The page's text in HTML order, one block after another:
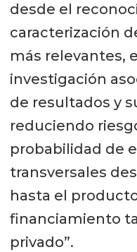
desde el
caracterización
más relevantes,
investigación
de resultados y
reduciendo
probabilidad de
transversales
hasta el
financiamiento
privado”.